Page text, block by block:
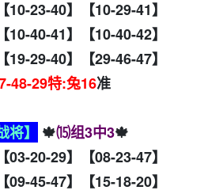
10-23-40】【10-29-41】
10-40-41】【10-40-42】
19-29-40】【29-46-47】
48-29特:兔16准
将】 🍁⒂组3中3🍁
03-20-29】【08-23-47】
09-45-47】【15-18-20】